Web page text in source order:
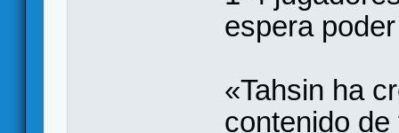
espera
«Tahsin ha
contenido